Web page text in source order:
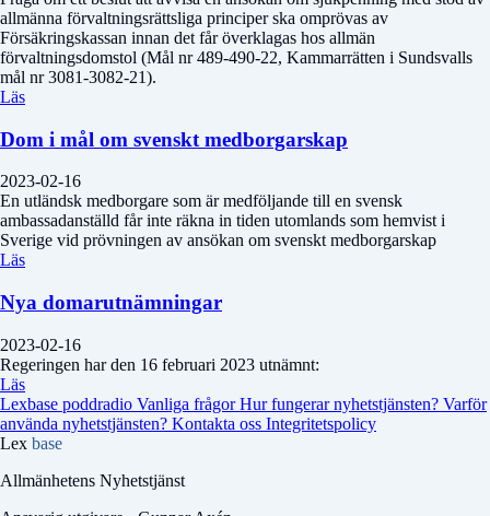
allmänna förvaltningsrättsliga principer ska omprövas av
Försäkringskassan innan det får överklagas hos allmän
förvaltningsdomstol (Mål nr 489-490-22, Kammarrätten i Sundsvalls
mål nr 3081-3082-21).
Läs
Dom i mål om svenskt medborgarskap
2023-02-16
En utländsk medborgare som är medföljande till en svensk
ambassadanställd får inte räkna in tiden utomlands som hemvist i
Sverige vid prövningen av ansökan om svenskt medborgarskap
Läs
Nya domarutnämningar
2023-02-16
Regeringen har den 16 februari 2023 utnämnt:
Läs
Lexbase poddradio Vanliga frågorHur fungerar nyhetstjänsten? Varför
använda nyhetstjänsten? Kontakta oss Integritetspolicy
Lex base
Allmänhetens Nyhetstjänst